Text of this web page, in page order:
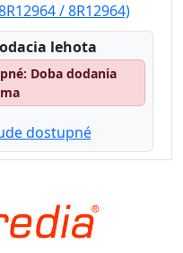
/ 8R12964)
lehota
Doba dodania
dostupné